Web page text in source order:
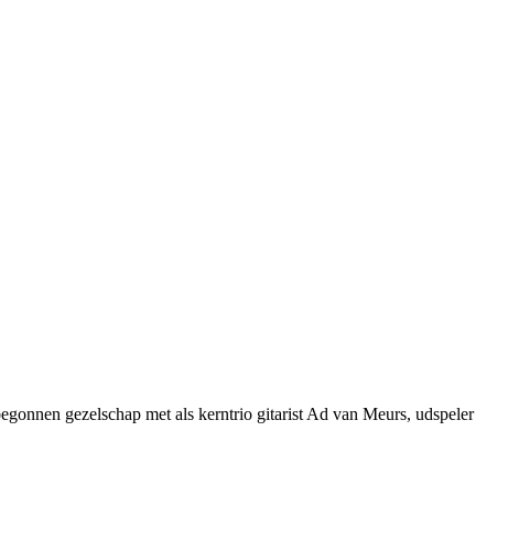
gezelschap met als kerntrio gitarist Ad van Meurs, udspeler